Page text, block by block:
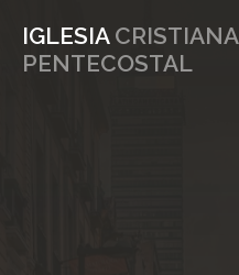
IGLESIACRISTIANA
PENTECOSTAL